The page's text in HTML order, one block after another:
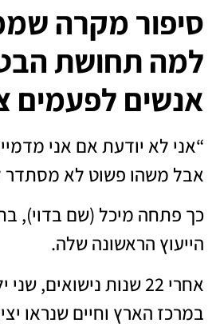
סיפור מקרה
למה תחושת
אנשים לפעמים
“אני לא יודעת אם אני
אבל משהו פשוט לא מסתדר
הייעוץ הראשונה שלה.
אחרי 22 שנות נישואים,
במרכז הארץ וחיים שנראו